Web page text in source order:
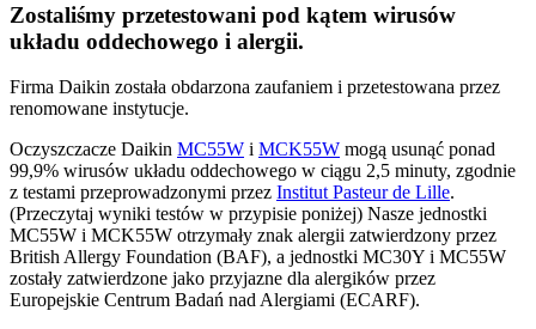
Zostaliśmy przetestowani pod kątem wirusów
układu oddechowego i alergii.
Firma Daikin została obdarzona zaufaniem i przetestowana przez
renomowane instytucje.
Oczyszczacze Daikin MC55W i MCK55W mogą usunąć ponad
99,9% wirusów układu oddechowego w ciągu 2,5 minuty, zgodnie
z testami przeprowadzonymi przez InstitutPasteur de Lille.
(Przeczytaj wyniki testów w przypisie poniżej) Nasze jednostki
MC55W i MCK55W otrzymały znak alergii zatwierdzony przez
British Allergy Foundation (BAF), a jednostki MC30Y i MC55W
zostały zatwierdzone jako przyjazne dla alergików przez
Europejskie Centrum Badań nad Alergiami (ECARF).